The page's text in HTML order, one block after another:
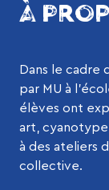
À
Dans le cadre
par MU à
élèves ont
art,
à des ateliers
collective.